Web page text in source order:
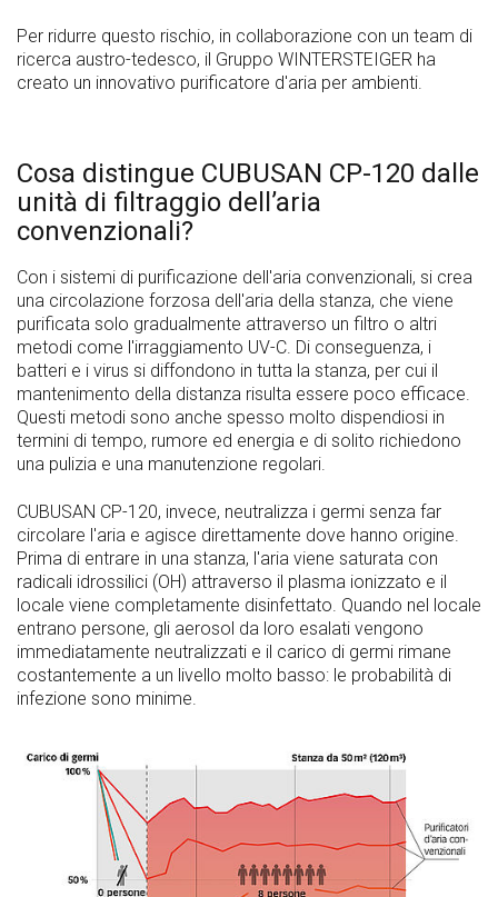
Per ridurre questo rischio, in collaborazione con un team di
ricerca austro-tedesco, il Gruppo WINTERSTEIGER ha
creato un innovativo purificatore d'aria per ambienti.
Cosa distingue CUBUSAN CP-120 dalle
unità di filtraggio dell’aria
convenzionali?
Con i sistemi di purificazione dell'aria convenzionali, si crea
una circolazione forzosa dell'aria della stanza, che viene
purificata solo gradualmente attraverso un filtro o altri
metodi come l'irraggiamento UV-C. Di conseguenza, i
batteri e i virus si diffondono in tutta la stanza, per cui il
mantenimento della distanza risulta essere poco efficace.
Questi metodi sono anche spesso molto dispendiosi in
termini di tempo, rumore ed energia e di solito richiedono
una pulizia e una manutenzione regolari.
CUBUSAN CP-120, invece, neutralizza i germi senza far
circolare l'aria e agisce direttamente dove hanno origine.
Prima di entrare in una stanza, l'aria viene saturata con
radicali idrossilici (OH) attraverso il plasma ionizzato e il
locale viene completamente disinfettato. Quando nel locale
entrano persone, gli aerosol da loro esalati vengono
immediatamente neutralizzati e il carico di germi rimane
costantemente a un livello molto basso: le probabilità di
infezione sono minime.